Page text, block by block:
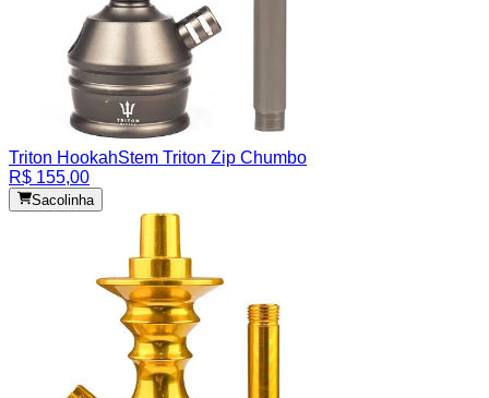
Triton HookahStem Triton Zip Chumbo
R$ 155,00
Sacolinha